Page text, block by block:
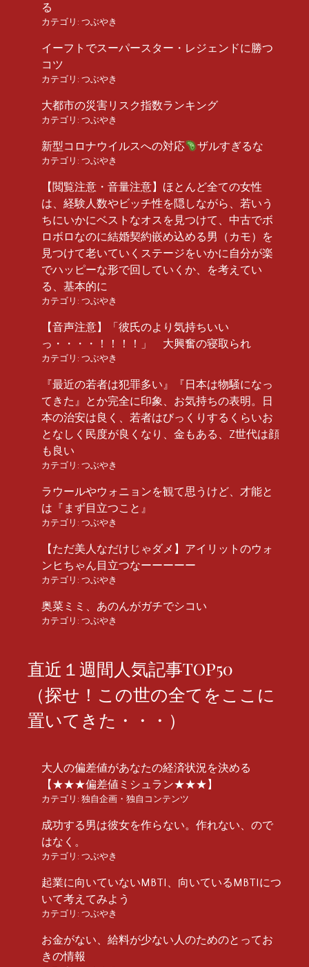
る
カテゴリ: つぶやき
イーフトでスーパースター・レジェンドに勝つ
コツ
カテゴリ: つぶやき
大都市の災害リスク指数ランキング
カテゴリ: つぶやき
新型コロナウイルスへの対応 ザルすぎるな
カテゴリ: つぶやき
【閲覧注意・音量注意】ほとんど全ての女性
は、経験人数やビッチ性を隠しながら、若いう
ちにいかにベストなオスを見つけて、中古でボ
ロボロなのに結婚契約嵌め込める男（カモ）を
見つけて老いていくステージをいかに自分が楽
でハッピーな形で回していくか、を考えてい
る、基本的に
カテゴリ: つぶやき
【音声注意】「彼氏のより気持ちいい
っ・・・・！！！！」 大興奮の寝取られ
カテゴリ: つぶやき
『最近の若者は犯罪多い』『日本は物騒になっ
てきた』とか完全に印象、お気持ちの表明。日
本の治安は良く、若者はびっくりするくらいお
となしく民度が良くなり、金もある、Z世代は顔
も良い
カテゴリ: つぶやき
ラウールやウォニョンを観て思うけど、才能と
は『まず目立つこと』
カテゴリ: つぶやき
【ただ美人なだけじゃダメ】アイリットのウォ
ンヒちゃん目立つなーーーーー
カテゴリ: つぶやき
奥菜ミミ、あのんがガチでシコい
カテゴリ: つぶやき
直近１週間人気記事TOP50
（探せ！この世の全てをここに
置いてきた・・・）
大人の偏差値があなたの経済状況を決める
【★★★偏差値ミシュラン★★★】
カテゴリ: 独自企画・独自コンテンツ
成功する男は彼女を作らない。作れない、ので
はなく。
カテゴリ: つぶやき
起業に向いていないMBTI、向いているMBTIにつ
いて考えてみよう
カテゴリ: つぶやき
お金がない、給料が少ない人のためのとってお
きの情報